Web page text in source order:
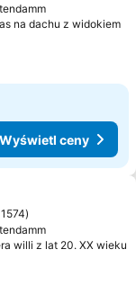
na dachu z widokiem
Wyświetl ceny
1574
willi z lat 20. XX wieku